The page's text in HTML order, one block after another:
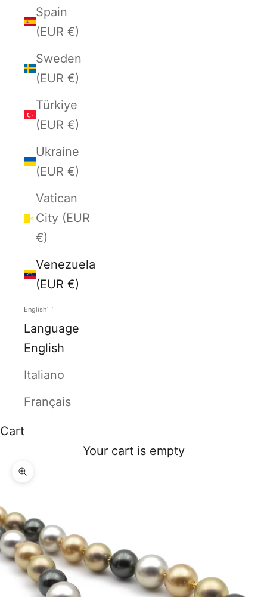
Spain
(EUR €)
Sweden
(EUR €)
Türkiye
(EUR €)
Ukraine
(EUR €)
Vatican
City (EUR
€)
Venezuela
(EUR €)
English
Language
English
Italiano
Français
Cart
Your cart is empty
Zoom picture